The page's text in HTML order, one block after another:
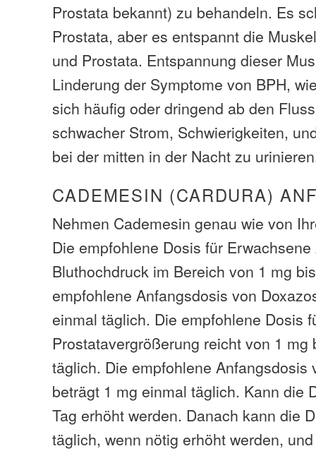
Prostata bekannt) zu behandeln. Es
Prostata, aber es entspannt die
und Prostata. Entspannung dieser
Linderung der Symptome von BPH,
sich häufig oder dringend ab den
schwacher Strom, Schwierigkeiten,
bei der mitten in der Nacht zu
CADEMESIN (CARDURA)
Nehmen Cademesin genau wie von
Die empfohlene Dosis für
Bluthochdruck im Bereich von 1 mg
empfohlene Anfangsdosis von
einmal täglich. Die empfohlene Dosis
Prostatavergrößerung reicht von 1 mg
täglich. Die empfohlene Anfangsdosis
beträgt 1 mg einmal täglich. Kann die
Tag erhöht werden. Danach kann die
täglich, wenn nötig erhöht werden,